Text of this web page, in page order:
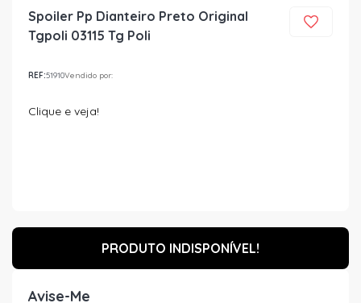
Spoiler Pp Dianteiro Preto Original
Tgpoli 03115 Tg Poli
REF:51910Vendido por:
Clique e veja!
PRODUTO INDISPONÍVEL!
Avise-Me